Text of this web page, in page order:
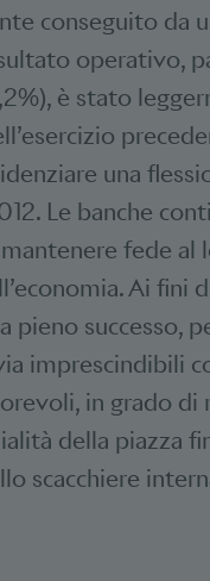
conseguito da
operativo,
è stato
una
Le banche
fede al
Ai fini
pieno successo,
imprescindibili
in grado di
della piazza
scacchiere